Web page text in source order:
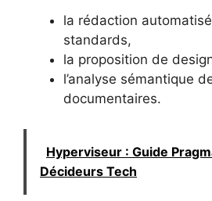
la rédaction
standards,
la proposition de
l’analyse sémantique
documentaires.
Hyperviseur : Guide
Décideurs Tech